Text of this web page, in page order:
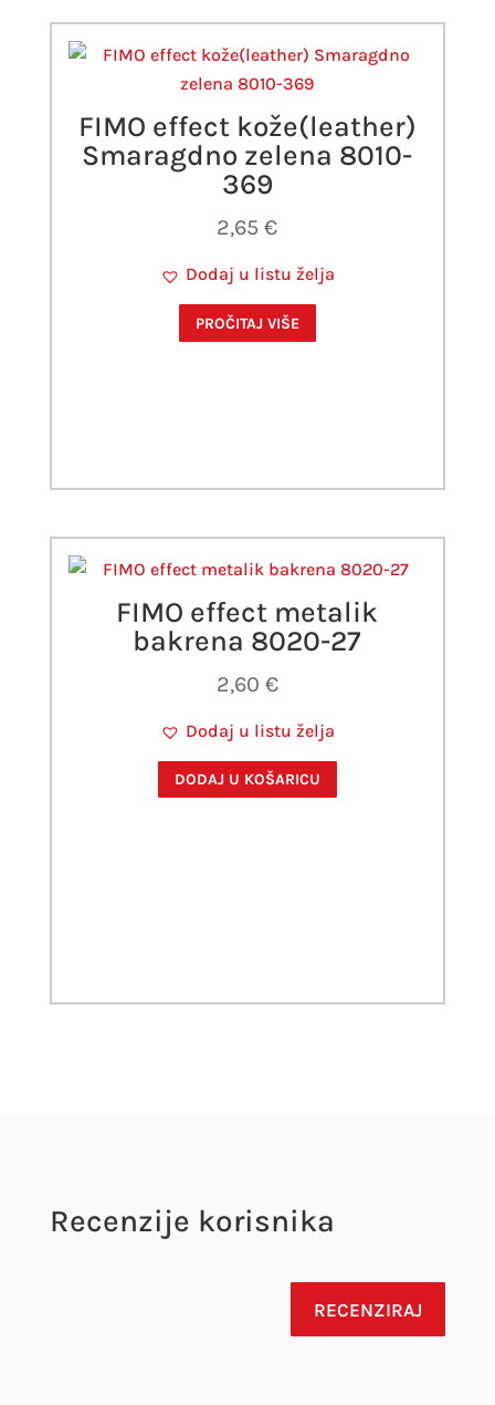
FIMO effect kože(leather)
Smaragdno zelena 8010-
369
2,65€
Dodaj u listu želja
PROČITAJ VIŠE
FIMO effect metalik
bakrena 8020-27
2,60 €
Dodaj u listu želja
DODAJ U KOŠARICU
Recenzije korisnika
RECENZIRAJ